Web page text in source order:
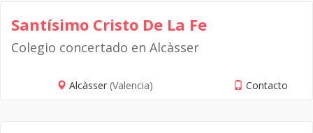
Santísimo Cristo De La Fe
Colegio concertado en Alcàsser
Alcàsser (Valencia) Contacto